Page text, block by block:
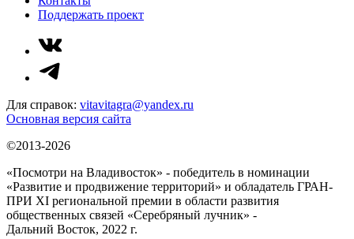
Поддержать проект
Для справок: vitavitagra@yandex.ru
Основная версия сайта
©2013-2026
«Посмотри на Владивосток» - победитель в номинации
«Развитие и продвижение территорий» и обладатель ГРАН-
ПРИ XI региональной премии в области развития
общественных связей «Серебряный лучник» -
Дальний Восток, 2022 г.